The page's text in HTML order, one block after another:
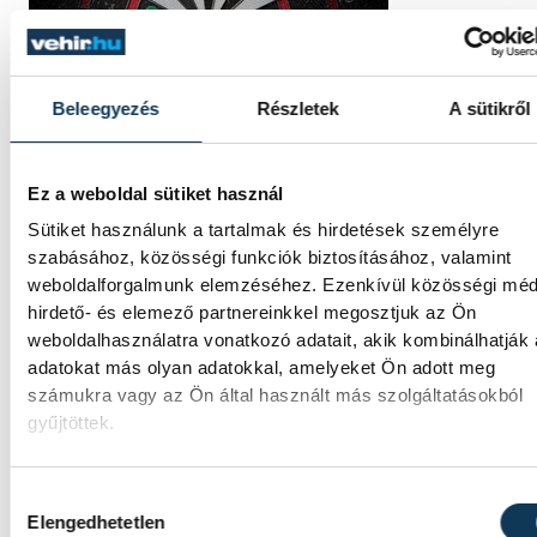
Beleegyezés Részletek A sütikről
Ez a weboldal sütiket használ
Sütiket használunk a tartalmak és hirdetések személyre
szabásához, közösségi funkciók biztosításához, valamint
weboldalforgalmunk elemzéséhez. Ezenkívül közösségi
hirdető- és elemező partnereinkkel megosztjuk az Ön
weboldalhasználatra vonatkozó adatait, akik kombinálhatják
adatokat más olyan adatokkal, amelyeket Ön adott meg
számukra vagy az Ön által használt más szolgáltatásokból
gyűjtöttek.
Elengedhetetlen